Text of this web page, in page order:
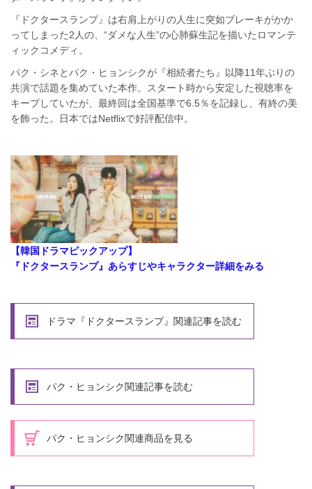
『ドクタースランプ』は右肩上がりの人生に突如ブレーキがかか
ってしまった2人の、“ダメな人生”の心肺蘇生記を描いたロマンテ
ィックコメディ。
パク・シネとパク・ヒョンシクが『相続者たち』以降11年ぶりの
共演で話題を集めていた本作。スタート時から安定した視聴率を
キープしていたが、最終回は全国基準で6.5％を記録し、有終の美
を飾った。日本ではNetflixで好評配信中。
【韓国ドラマピックアップ】
『ドクタースランプ』あらすじやキャラクター詳細をみる
ドラマ『ドクタースランプ』関連記事を読む
パク・ヒョンシク関連記事を読む
パク・ヒョンシク関連商品を見る